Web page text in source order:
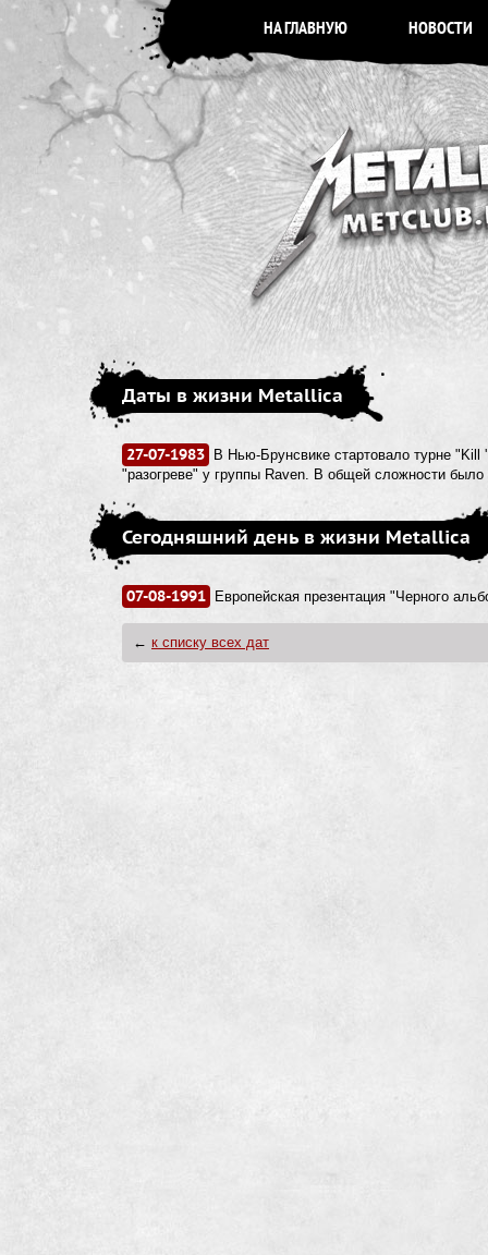
НА ГЛАВНУЮ НОВОСТИ
Даты в жизни Metallica
27-07-1983
В Нью-Брунсвике стартовало турне "Kill
"разогреве" у группы Raven. В общей сложности было
Сегодняшний день в жизни Metallica
07-08-1991 Европейская презентация "Черного
← к списку всех дат